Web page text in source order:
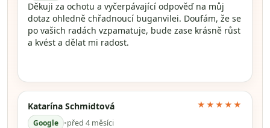
Děkuji za ochotu a vyčerpávající odpověď na můj
dotaz ohledně chřadnoucí buganvilei. Doufám, že se
po vašich radách vzpamatuje, bude zase krásně růst
a kvést a dělat mi radost.
Katarína Schmidtová
Google •před 4 měsíci
★★★★★